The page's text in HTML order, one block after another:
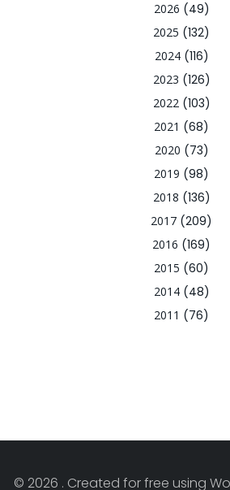
2026 (49)
2025 (132)
2024(116)
2023 (126)
2022(103)
2021 (68)
2020 (73)
2019 (98)
2018 (136)
2017 (209)
2016 (169)
2015 (60)
2014(48)
2011 (76)
© 2026 . Created for free using